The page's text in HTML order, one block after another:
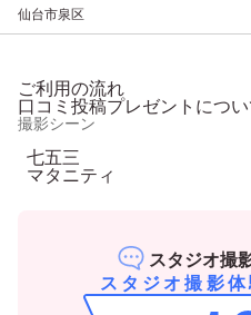
仙台市泉区
ご利用の流れ
口コミ投稿プレゼントにつ
撮影シーン
七五三
マタニティ
スタジオ撮
スタジオ撮影